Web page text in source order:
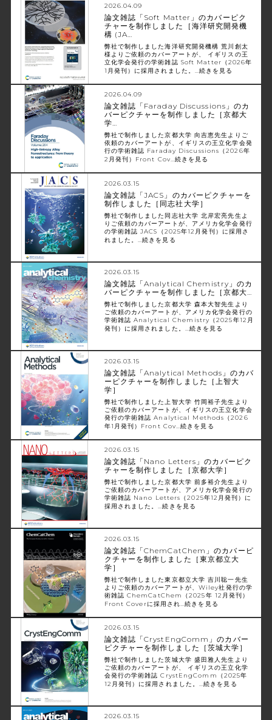
2026.04.09
論文雑誌「Soft Matter」のカバーピク
チャーを制作しました［海洋研究開発機
構 (JA…
弊社で制作しました海洋研究開発機構 荒川創太
様よりご依頼のカバーアートが、 イギリスの王
立化学会発行の学術雑誌 Soft Matter（2026年
1月発刊）に採用されました。…続きを見る
2026.04.09
論文雑誌「Faraday Discussions」のカ
バーピクチャーを制作しました［京都大
学…
弊社で制作しました京都大学 向吉恵先生よりご
依頼のカバーアートが、イギリスの王立化学会発
行の学術雑誌 Faraday Discussions（2026年
2月発刊）Front Cov…続きを見る
2026.03.15
論文雑誌「JACS」のカバーピクチャーを
制作しました［同志社大学］
弊社で制作しました同志社大学 北岸宏亮先生よ
りご依頼のカバーアートが、アメリカ化学会発行
の学術雑誌 JACS（2025年12月発刊）に採用さ
れました。…続きを見る
2026.03.15
論文雑誌「Analytical Chemistry」のカ
バーピクチャーを制作しました［京都大…
弊社で制作しました京都大学 森本大智先生より
ご依頼のカバーアートが、アメリカ化学会発行の
学術雑誌 Analytical Chemistry（2025年12月
発刊）に採用されました。…続きを見る
2026.03.15
論文雑誌「Analytical Methods」のカバ
ーピクチャーを制作しました［上智大
学］
弊社で制作しました上智大学 竹岡裕子先生より
ご依頼のカバーアートが、イギリスの王立化学会
発行の学術雑誌 Analytical Methods（2026
年1月発刊）Front Cov…続きを見る
2026.03.15
論文雑誌「Nano Letters」のカバーピク
チャーを制作しました［京都大学］
弊社で制作しました京都大学 前多裕介先生より
ご依頼のカバーアートが、アメリカ化学会発行の
学術雑誌 Nano Letters（2025年12月発刊）に
採用されました。…続きを見る
2026.03.15
論文雑誌「ChemCatChem」のカバーピ
クチャーを制作しました［東京都立大
学］
弊社で制作しました東京都立大学 吉川聡一先生
よりご依頼のカバーアートが、Wiley社発行の学
術雑誌 ChemCatChem（2025年 12月発刊）
Front Coverに採用され…続きを見る
2026.03.15
論文雑誌「CrystEngComm」のカバー
ピクチャーを制作しました［茨城大学］
弊社で制作しました茨城大学 盛田雅人先生より
ご依頼のカバーアートが、 イギリスの王立化学
会発行の学術雑誌 CrystEngComm（2025年
12月発刊）に採用されました。…続きを見る
2026.03.15